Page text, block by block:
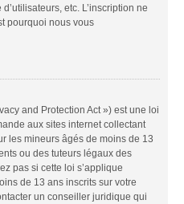
etc. L’inscription ne
pourquoi nous vous
and Protection Act ») est une loi
aux sites internet collectant
les mineurs âgés de moins de 13
ou des tuteurs légaux des
pas si cette loi s’applique
de 13 ans inscrits sur votre
un conseiller juridique qui